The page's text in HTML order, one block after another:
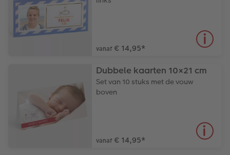
vanaf € 14,95*
Dubbele kaarten 10×21 cm
Set van 10 stuks met de vouw
boven
vanaf € 14,95*